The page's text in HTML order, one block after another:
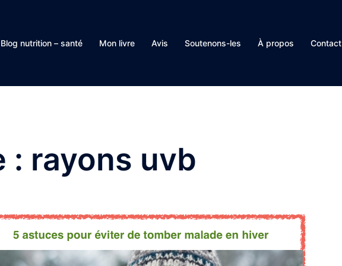
Blog nutrition – santé Mon livre Avis Soutenons-les À propos Contact
: rayons uvb